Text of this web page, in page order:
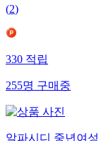
(2)
330적립
255명구매중